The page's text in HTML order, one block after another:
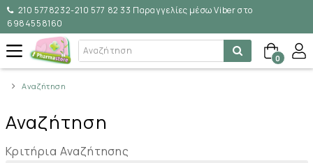
210 5778232-210 577 82 33 Παραγγελίες μέσω Viber στο
6984558160
0
Αναζήτηση
Αναζήτηση
Κριτήρια Αναζήτησης